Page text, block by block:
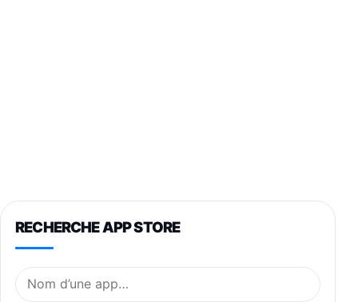
RECHERCHE APP STORE
Nom de l’application